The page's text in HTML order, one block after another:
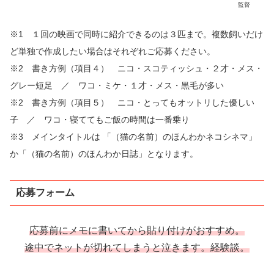
監督
※1 １回の映画で同時に紹介できるのは３匹まで。複数飼いだけ
ど単独で作成したい場合はそれぞれご応募ください。
※2 書き方例（項目４） ニコ・スコティッシュ・２才・メス・
グレー短足 ／ ワコ・ミケ・１才・メス・黒毛が多い
※2 書き方例（項目５） ニコ・とってもオットリした優しい
子 ／ ワコ・寝ててもご飯の時間は一番乗り
※3 メインタイトルは 「（猫の名前）のほんわかネコシネマ」
か「（猫の名前）のほんわか日誌」となります。
応募フォーム
応募前にメモに書いてから貼り付けがおすすめ。
途中でネットが切れてしまうと泣きます。経験談。